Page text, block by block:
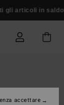
articoli in saldo*
accettare